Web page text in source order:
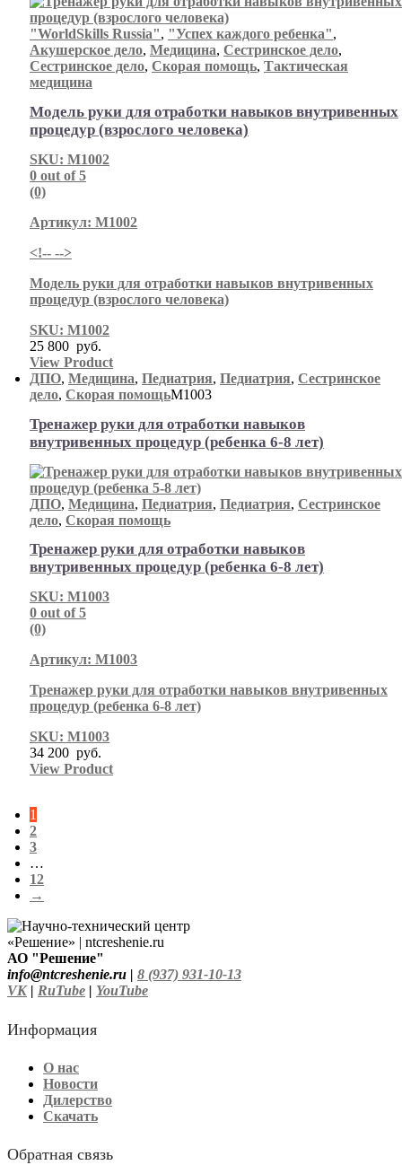
"WorldSkills Russia", "Успех каждого ребенка",
Акушерское дело, Медицина, Сестринское дело,
Сестринское дело, Скорая помощь, Тактическая
медицина
Модель руки для отработки навыков внутривенных
процедур (взрослого человека)
SKU: М1002
0 out of 5
(0)
Артикул: М1002
<!-- -->
Модель руки для отработки навыков внутривенных
процедур (взрослого человека)
SKU: М1002
25 800 руб.
View Product
ДПО, Медицина, Педиатрия, Педиатрия, Сестринское
дело, Скорая помощьМ1003
Тренажер руки для отработки навыков
внутривенных процедур (ребенка 6-8 лет)
ДПО, Медицина, Педиатрия, Педиатрия, Сестринское
дело, Скорая помощь
Тренажер руки для отработки навыков
внутривенных процедур (ребенка 6-8 лет)
SKU: М1003
0 out of 5
(0)
Артикул: М1003
Тренажер руки для отработки навыков внутривенных
процедур (ребенка 6-8 лет)
SKU: М1003
34 200 руб.
View Product
1
2
3
…
12
→
АО "Решение"
info@ntcreshenie.ru | 8 (937) 931-10-13
VK| RuTube | YouTube
Информация
О нас
Новости
Дилерство
Скачать
Обратная связь